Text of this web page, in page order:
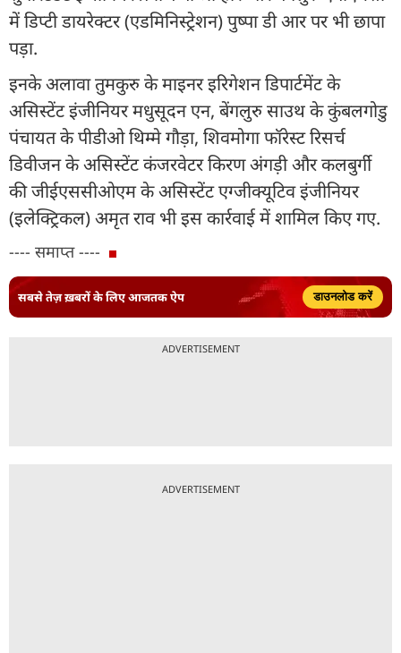
में डिप्टी डायरेक्टर (एडमिनिस्ट्रेशन) पुष्पा डी आर पर भी छापा
पड़ा.
इनके अलावा तुमकुरु के माइनर इरिगेशन डिपार्टमेंट के
असिस्टेंट इंजीनियर मधुसूदन एन, बेंगलुरु साउथ के कुंबलगोडु
पंचायत के पीडीओ थिम्मे गौड़ा, शिवमोगा फॉरेस्ट रिसर्च
डिवीजन के असिस्टेंट कंजरवेटर किरण अंगड़ी और कलबुर्गी
की जीईएससीओएम के असिस्टेंट एग्जीक्यूटिव इंजीनियर
(इलेक्ट्रिकल) अमृत राव भी इस कार्रवाई में शामिल किए गए.
---- समाप्त ----
सबसे तेज़ ख़बरों के लिए आजतक ऐप डाउनलोड करें
ADVERTISEMENT
ADVERTISEMENT